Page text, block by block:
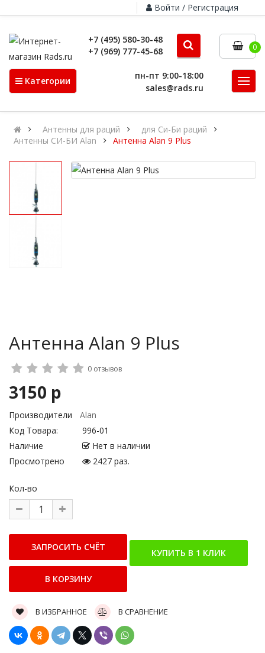
Войти / Регистрация
+7 (495) 580-30-48
+7 (969) 777-45-68
0
Категории
пн-пт 9:00-18:00
sales@rads.ru
Антенны для раций
для Си-Би раций
Антенны СИ-БИ Alan
Антенна Alan 9 Plus
Антенна Alan 9 Plus
0 отзывов
3150 р
Производители
Alan
Код Товара:
996-01
Наличие
Нет в наличии
Просмотрено
2427 раз.
Кол-во
В ИЗБРАННОЕ В СРАВНЕНИЕ